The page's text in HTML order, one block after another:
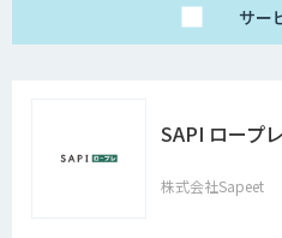
149,800円/月
サー
SAPI ロープレ
株式会社Sapeet